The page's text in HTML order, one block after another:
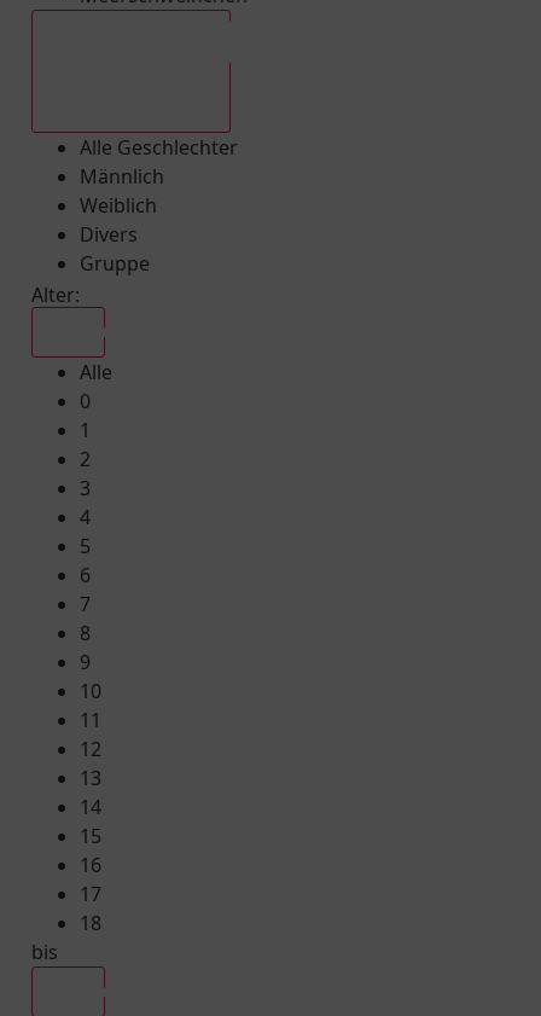
Alle Geschlechter
Männlich
Weiblich
Divers
Gruppe
Alter:
Alle
0
1
2
3
4
5
6
7
8
9
10
11
12
13
14
15
16
17
18
bis